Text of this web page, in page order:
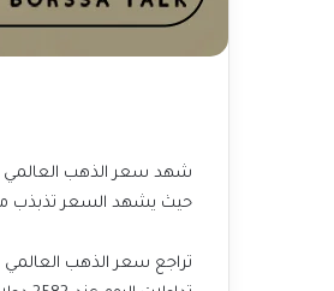
شهد سعر الذهب العالمي
حيث يشهد السعر تذبذب مع